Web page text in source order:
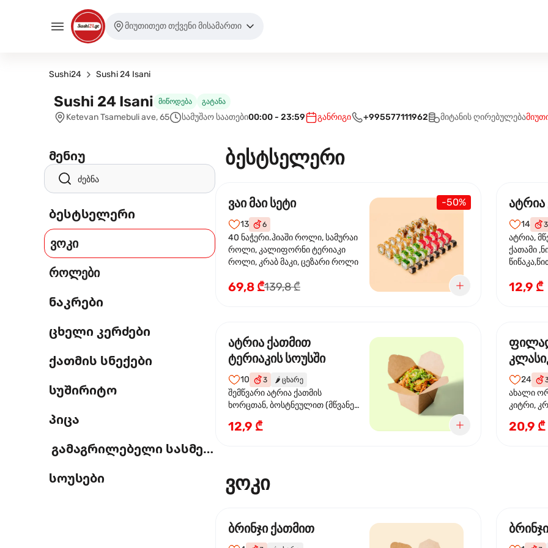
მიუთითეთ თქვენი მისამართი
Sushi24 Sushi 24 Isani
Sushi 24 Isani მიწოდება გატანა
Ketevan Tsamebuli ave, 65 სამუშაო საათები00:00 - 23:59 განრიგი +995577111962 მიტანის ღირებულება
მენიუ
ბესტსელერი
ვოკი
როლები
ნაკრები
ცხელი კერძები
ქათმის სნექები
სუშირიტო
პიცა
გამაგრილებელი სასმელი
სოუსები
ბესტსელერი
-50%
ვაი მაი სეტი
13 6
40 ნაჭერი.ჰიაში როლი, სამურაი
როლი, კალიფორნი ტერიაკი
როლი, კრაბ მაკი, ცეზარი როლი
69,8 ₾139,8 ₾
14 3
ატრია,
ქათამი
სოუსი,
12,9 ₾
ატრია ქათმით
ტერიაკის სოუსში
10 3 🌶️ ცხარე
შემწვარი ატრია ქათმის
ხორცთან, ბოსტნეულით (მწვანე
და ტერიაკის სოუსით
12,9 ₾
24
ახალი
კიტრი,
20,9 ₾
ვოკი
ბრინჯი ქათმით